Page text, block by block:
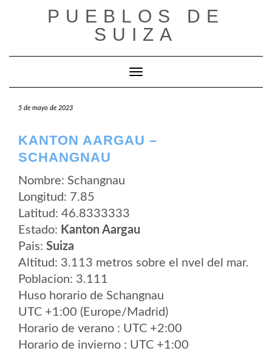
PUEBLOS DE
SUIZA
Cambiar modo de navegación
5 de mayo de 2023
KANTON AARGAU –
SCHANGNAU
Nombre: Schangnau
Longitud: 7.85
Latitud: 46.8333333
Estado: Kanton Aargau
Pais: Suiza
Altitud: 3.113 metros sobre el nvel del mar.
Poblacion: 3.111
Huso horario de Schangnau
UTC +1:00 (Europe/Madrid)
Horario de verano : UTC +2:00
Horario de invierno : UTC +1:00